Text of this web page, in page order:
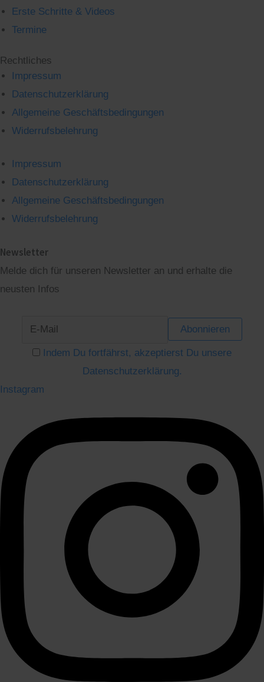
Erste Schritte & Videos
Termine
Rechtliches
Impressum
Datenschutzerklärung
Allgemeine Geschäftsbedingungen
Widerrufsbelehrung
Impressum
Datenschutzerklärung
Allgemeine Geschäftsbedingungen
Widerrufsbelehrung
Newsletter
Melde dich für unseren Newsletter an und erhalte die
neusten Infos
Indem Du fortfährst, akzeptierst Du unsere
Datenschutzerklärung.
Instagram